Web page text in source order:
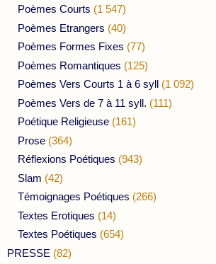
Poèmes Courts (1 547)
Poèmes Etrangers (40)
Poèmes Formes Fixes (77)
Poèmes Romantiques (125)
Poèmes Vers Courts 1 à 6 syll (1 092)
Poèmes Vers de 7 à 11 syll. (111)
Poétique Religieuse (161)
Prose (364)
Réflexions Poétiques (943)
Slam (42)
Témoignages Poétiques (266)
Textes Erotiques (14)
Textes Poétiques (654)
PRESSE (82)